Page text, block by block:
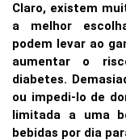
Claro, existem
a melhor
podem levar ao
aumentar o
diabetes.
ou impedi-lo de
limitada a uma
bebidas por dia